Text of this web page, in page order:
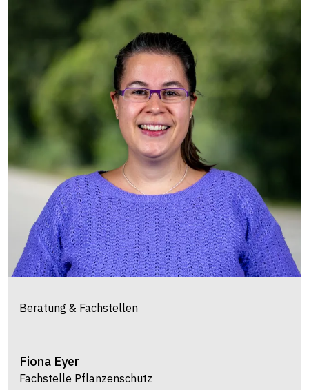
Beratung & Fachstellen
Fiona Eyer
Fachstelle Pflanzenschutz